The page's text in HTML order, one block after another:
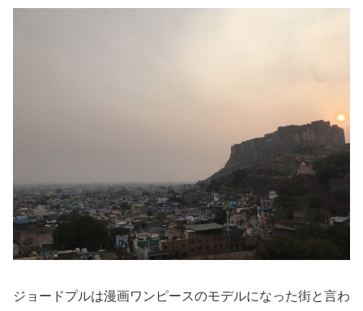
ジョードプルは漫画ワンピースのモデルになった街と言わ